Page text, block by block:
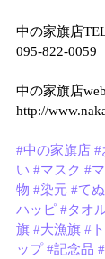
中の家旗店
095-822-0059
中の家旗店
http://
#中の家旗店 #
い #マスク #
物 #染元 #て
ハッピ #タオ
旗 #大漁旗 #
ップ #記念品